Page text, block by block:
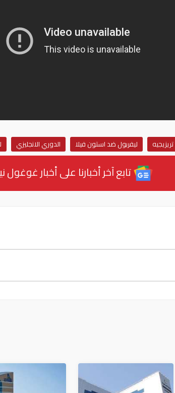
ليفربول ضد استون فيلا الدوري الانجليزي
تابع آخر أخبارنا على أخبار غوغول